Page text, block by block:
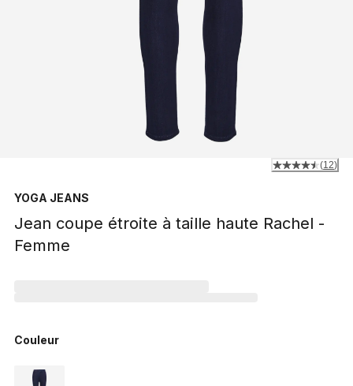
YOGA JEANS
Jean coupe étroite à taille haute Rachel -
Femme
(12)
Couleur